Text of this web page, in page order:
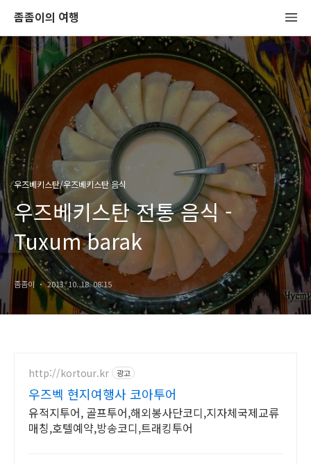
좀좀이의 여행
우즈베키스탄/우즈베키스탄 음식
우즈베키스탄 전통 음식 -
Tuxum barak
좀좀이 2013. 10. 18. 08:15
http://kortour.kr 광고
우즈벡 현지여행사 코아투어
유적지투어, 골프투어,해외봉사단코디,지자체국제교류
매칭,호텔예약,방송코디,트래킹투어